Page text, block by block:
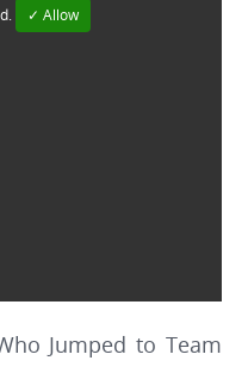
✓ Allow
Jumped to Team